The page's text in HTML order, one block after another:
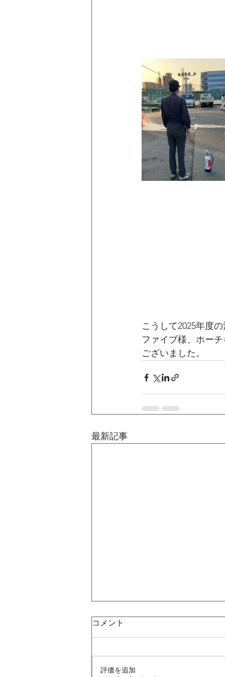
こうして2025年度
ファイブ様、ホー
ございました。
最新記事
コメント
評価を追加